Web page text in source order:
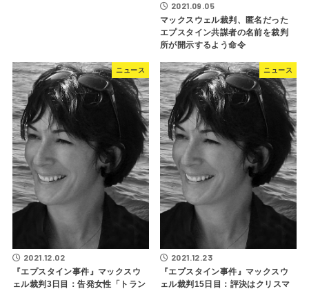
2021.09.05
マックスウェル裁判、匿名だった
エプスタイン共謀者の名前を裁判
所が開示するよう命令
ニュース
2021.12.02
『エプスタイン事件』マックスウ
ェル裁判3日目：告発女性「トラン
ニュース
2021.12.23
『エプスタイン事件』マックスウ
ェル裁判15日目：評決はクリスマ